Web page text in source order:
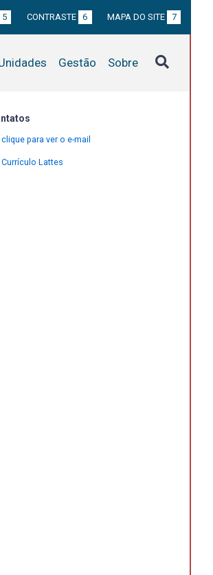
5 CONTRASTE 6 MAPA DO SITE 7
Gestão Sobre
clique para ver o e-mail
Currículo Lattes